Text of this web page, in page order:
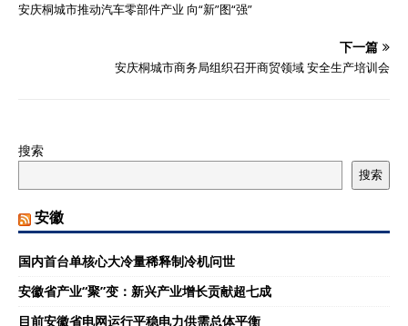
安庆桐城市推动汽车零部件产业 向“新”图“强”
下一篇
安庆桐城市商务局组织召开商贸领域 安全生产培训会
搜索
搜索
安徽
国内首台单核心大冷量稀释制冷机问世
安徽省产业“聚”变：新兴产业增长贡献超七成
目前安徽省电网运行平稳电力供需总体平衡